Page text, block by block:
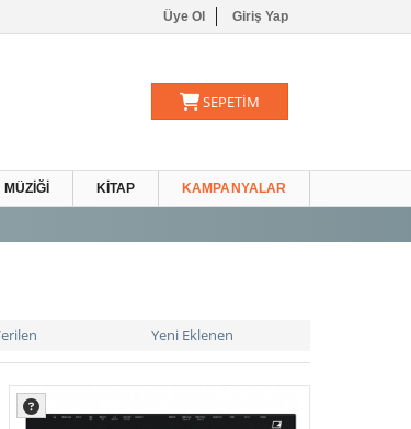
Üye Ol Giriş Yap
SEPETİM
KITAP KAMPANYALAR
Yeni Eklenen